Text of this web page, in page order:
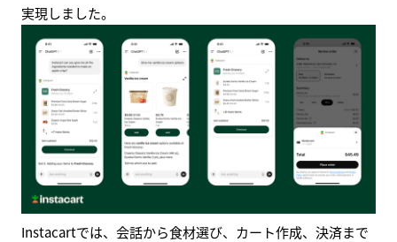
実現しました。
Instacartでは、会話から食材選び、カート作成、決済まで